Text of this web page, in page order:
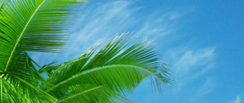
Hiệp Hội Dừa Việt Nam Dự Hội Nghị Bộ
Trưởng Lần Thứ 61, Cộng Đồng Dừa Quốc
Tế (international Coconut Community –
ICC)
Việt Nam - Myanmar Tăng Cường Hợp
Tác Xây Dựng Vùng Nguyên Liệu Dừa Và
Giao Thương Nông Sản.